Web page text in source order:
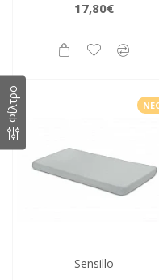
17,80€
Sensillo
Φίλτρο